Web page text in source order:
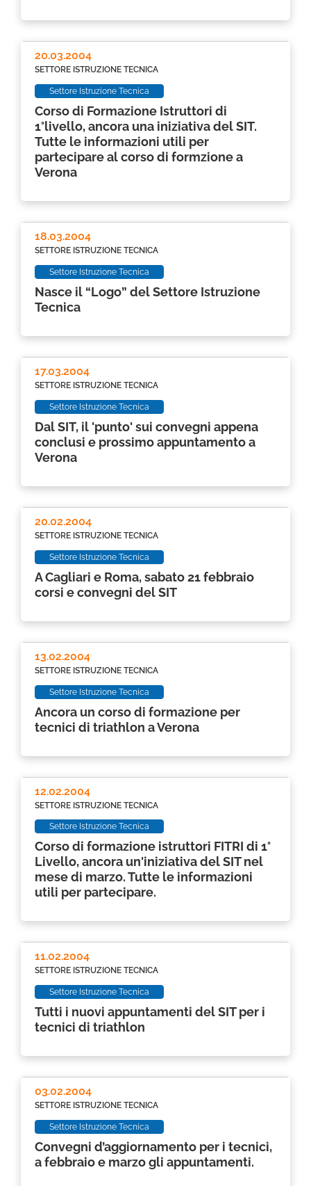
Corso di Formazione Istruttori di
1°livello, ancora una iniziativa del SIT.
Tutte le informazioni utili per
partecipare al corso di formzione a
Verona
SETTORE ISTRUZIONE TECNICA
20.03.2004
Settore Istruzione Tecnica
Nasce il “Logo” del Settore Istruzione
Tecnica
SETTORE ISTRUZIONE TECNICA
18.03.2004
Settore Istruzione Tecnica
Dal SIT, il 'punto' sui convegni appena
conclusi e prossimo appuntamento a
Verona
SETTORE ISTRUZIONE TECNICA
17.03.2004
Settore Istruzione Tecnica
A Cagliari e Roma, sabato 21 febbraio
corsi e convegni del SIT
SETTORE ISTRUZIONE TECNICA
20.02.2004
Settore Istruzione Tecnica
Ancora un corso di formazione per
tecnici di triathlon a Verona
SETTORE ISTRUZIONE TECNICA
13.02.2004
Settore Istruzione Tecnica
Corso di formazione istruttori FITRI di 1°
Livello, ancora un'iniziativa del SIT nel
mese di marzo. Tutte le informazioni
utili per partecipare.
SETTORE ISTRUZIONE TECNICA
12.02.2004
Settore Istruzione Tecnica
Tutti i nuovi appuntamenti del SIT per i
tecnici di triathlon
SETTORE ISTRUZIONE TECNICA
11.02.2004
Settore Istruzione Tecnica
Convegni d’aggiornamento per i tecnici,
a febbraio e marzo gli appuntamenti.
SETTORE ISTRUZIONE TECNICA
03.02.2004
Settore Istruzione Tecnica